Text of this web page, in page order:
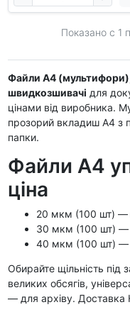
Показано с 1
Файли А4
швидкозшивачі для
цінами від виробника.
прозорий вкладиш А4 з
папки.
Файли А4
ціна
20 мкм (100 шт) —
30 мкм (100 шт) —
40 мкм (100 шт) —
Обирайте щільність
великих обсягів,
— для архіву. Доставка